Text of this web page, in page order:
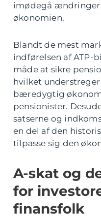
imødegå ændringer
økonomien.
Blandt de mest
indførelsen af ATP-
måde at sikre
hvilket
bæredygtig
pensionister.
satserne og
en del af den
tilpasse sig den
A-skat og
for
finansfolk